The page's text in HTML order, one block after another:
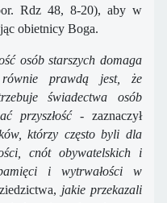
Rdz 48, 8-20), aby w
obietnicy Boga.
osób starszych domaga
prawdą jest, że
świadectwa osób
przyszłość - zaznaczył
którzy często byli dla
cnót obywatelskich i
pamięci i wytrwałości w
jakie przekazali